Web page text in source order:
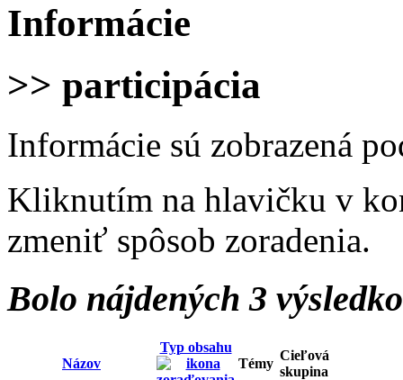
Informácie
>> participácia
Informácie sú zobrazená
Kliknutím na hlavičku v
zmeniť spôsob zoradenia.
Bolo nájdených 3
Názov
Typ obsahu
Témy
Cieľová
skupina